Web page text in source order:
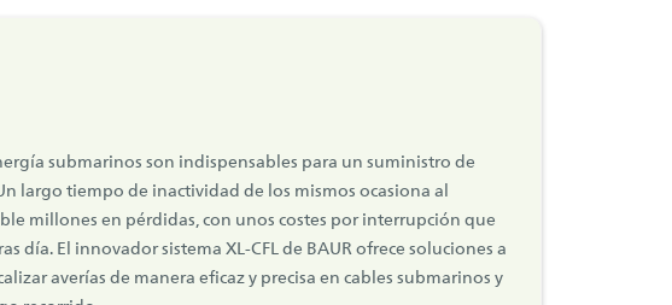
submarinos son indispensables para un suministro de
largo tiempo de inactividad de los mismos ocasiona al
millones en pérdidas, con unos costes por interrupción que
día. El innovador sistema XL-CFL de BAUR ofrece soluciones a
averías de manera eficaz y precisa en cables submarinos y